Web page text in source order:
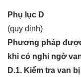
Phụ lục D
(quy định)
Phương pháp
khi có nghi ngờ
D.1. Kiểm tra van